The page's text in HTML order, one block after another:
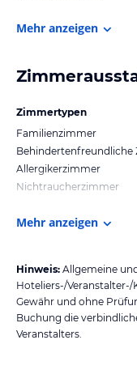
Mehr anzeigen
Zimmertypen
Familienzimmer
Behindertenfreundliche
Allergikerzimmer
Nichtraucherzimmer
Mehr anzeigen
Hinweis: Allgemeine
Hoteliers-/
Gewähr und ohne
Buchung die
Veranstalters.